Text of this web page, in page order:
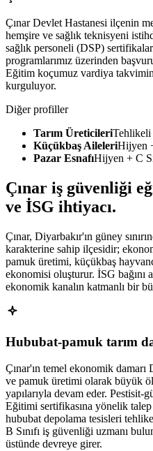
Çınar Devlet Hastanesi ilçenin
hemşire ve sağlık teknisyeni
sağlık personeli (DSP)
programlarımız üzerinden
Eğitim koçumuz vardiya
kurguluyor.
Diğer profiller
Tarım ÜreticileriTehlikeli
Küçükbaş AileleriHijyen
Pazar EsnafıHijyen + C
Çınar iş güvenliği
ve İSG ihtiyacı.
Çınar, Diyarbakır'ın güney
karakterine sahip ilçesidir;
pamuk üretimi, küçükbaş
ekonomisi oluşturur. İSG bağını
ekonomik kanalın katmanlı bir
Hububat-pamuk tarım
Çınar'ın temel ekonomik
ve pamuk üretimi olarak büyük
yapılarıyla devam eder. Pestisit-
Eğitimi sertifikasına yönelik talep
hububat depolama tesisleri
B Sınıfı iş güvenliği uzmanı
üstünde devreye girer.